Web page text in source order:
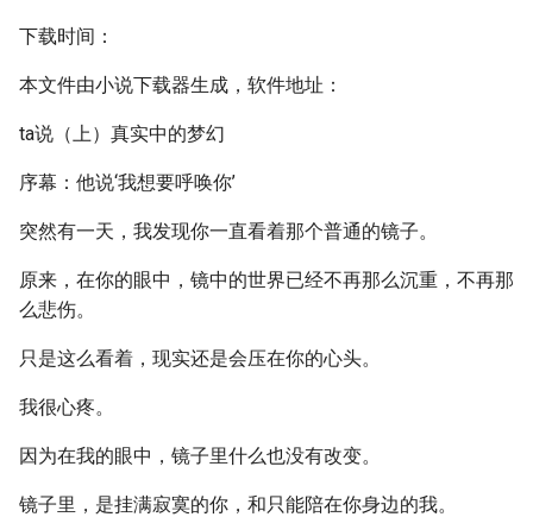
下载时间：
本文件由小说下载器生成，软件地址：
ta说（上）真实中的梦幻
序幕：他说‘我想要呼唤你’
突然有一天，我发现你一直看着那个普通的镜子。
原来，在你的眼中，镜中的世界已经不再那么沉重，不再那
么悲伤。
只是这么看着，现实还是会压在你的心头。
我很心疼。
因为在我的眼中，镜子里什么也没有改变。
镜子里，是挂满寂寞的你，和只能陪在你身边的我。